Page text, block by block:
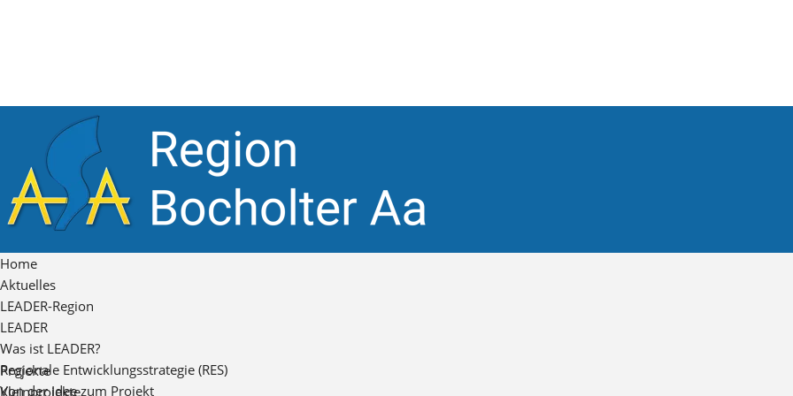
Home
Aktuelles
LEADER-Region
LEADER
Was ist LEADER?
Regionale Entwicklungsstrategie (RES)
Von der Idee zum Projekt
Projekte
Kleinprojekte